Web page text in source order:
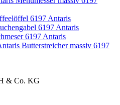
6197 Antaris
6197 Antaris
6197 Antaris
Butterstreicher massiv 6197
& Co. KG